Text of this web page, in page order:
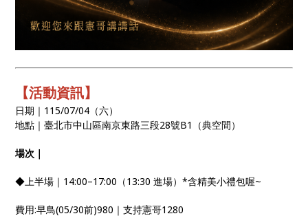
【活動資訊】
日期｜115/07/04（六）
地點｜臺北市中山區南京東路三段28號B1（典空間）
場次｜
◆上半場｜14:00–17:00（13:30 進場）*含精美小禮包喔~
費用:早鳥(05/30前)980｜支持憲哥1280